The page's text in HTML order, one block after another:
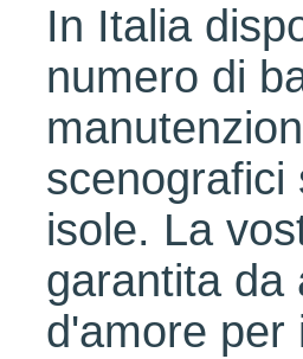
In Italia
numero di
scenografici
isole. La
garantita da
d'amore